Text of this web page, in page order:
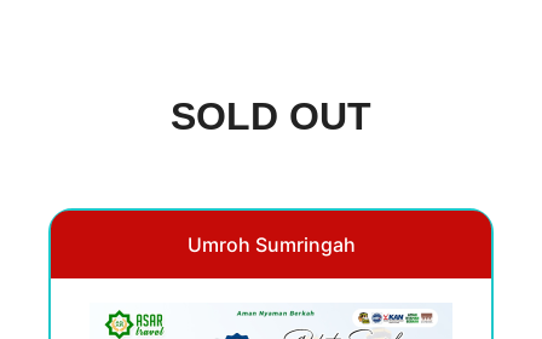
SOLD OUT
Umroh Sumringah